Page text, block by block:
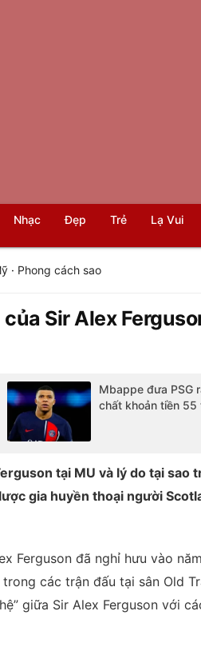
Nhạc Đẹp Trẻ Lạ Vui
· Phong cách sao
Sir Alex
Mbappe đưa PSG
chất khoản tiền 55
tại MU và lý do tại sao
gia huyền thoại người
Ferguson đã nghỉ hưu vào
các trận đấu tại sân Old
giữa Sir Alex Ferguson với